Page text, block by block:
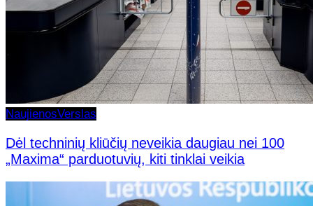
NaujienosVerslas
Dėl techninių kliūčių neveikia daugiau nei 100
„Maxima“ parduotuvių, kiti tinklai veikia